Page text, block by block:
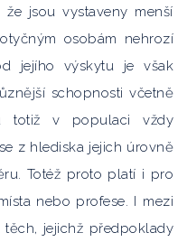
jsou vystaveny menší
osobám nehrozí
jejího výskytu je však
schopnosti včetně
totiž v populaci vždy
z hlediska jejich úrovně
Totéž proto platí i pro
nebo profese. I mezi
jejichž předpoklady